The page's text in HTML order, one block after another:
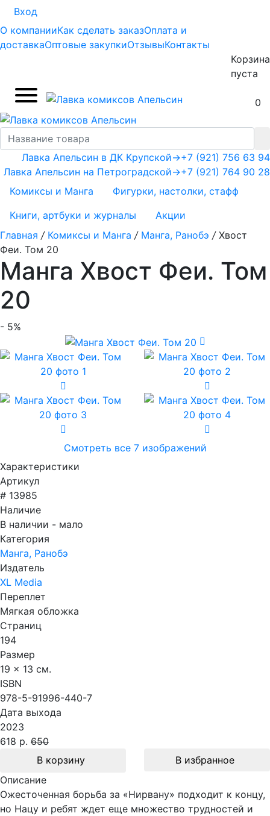
Вход
О компанииКак сделать заказОплата и
доставкаОптовые закупкиОтзывыКонтакты
Корзина
пуста
0
+7 (921) 756 63 94
+7 (921) 764 90 28
Лавка Апельсин в ДК Крупской→
Лавка Апельсин на Петроградской→
Комиксы и Манга
Фигурки, настолки, стафф
Книги, артбуки и журналы
Акции
Главная / Комиксы и Манга / Манга, Ранобэ / Хвост
Феи. Том 20
Манга Хвост Феи. Том
20
- 5%
Смотреть все 7 изображений
Характеристики
Артикул
# 13985
Наличие
В наличии - мало
Категория
Манга, Ранобэ
Издатель
XL Media
Переплет
Мягкая обложка
Страниц
194
Размер
19 x 13 см.
ISBN
978-5-91996-440-7
Дата выхода
2023
618 р. 650
В корзину
В избранное
Описание
Ожесточенная борьба за «Нирвану» подходит к концу,
но Нацу и ребят ждет еще множество трудностей и